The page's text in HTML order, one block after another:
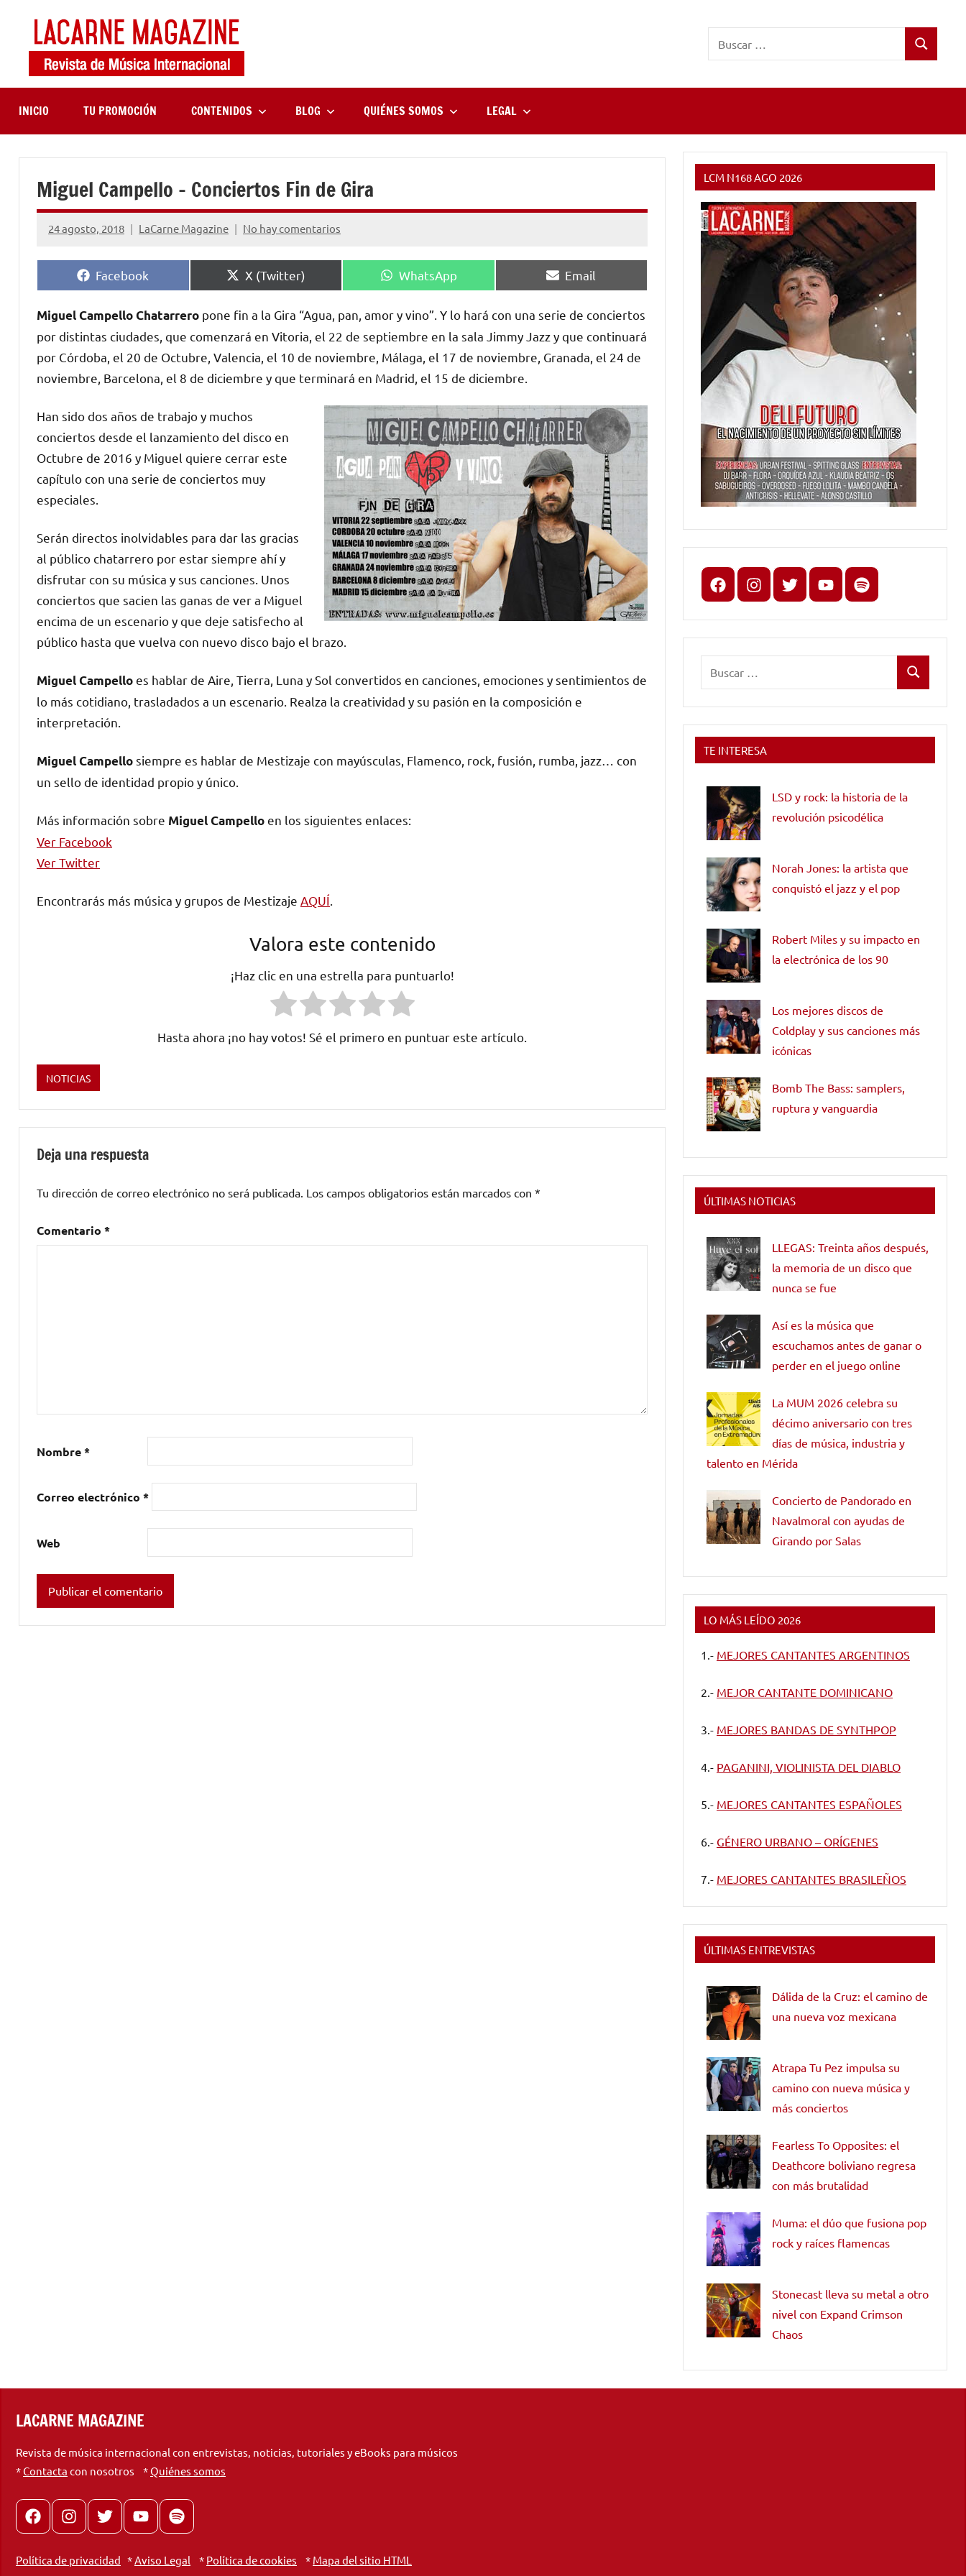
contenido
Magazine
música
internacional
Buscar
INICIO TU PROMOCIÓN CONTENIDOS BLOG QUIÉNES SOMOS LEGAL
Miguel Campello – Conciertos Fin de Gira
24 agosto, 2018 LaCarne Magazine No hay comentarios
Compartir
en
Facebook
Compartir
en
X (Twitter)
Compartir
en
WhatsApp
Compartir
en
Email
Miguel Campello Chatarrero pone fin a la Gira “Agua, pan, amor y vino”. Y lo hará con una serie de conciertos
por distintas ciudades, que comenzará en Vitoria, el 22 de septiembre en la sala Jimmy Jazz y que continuará
por Córdoba, el 20 de Octubre, Valencia, el 10 de noviembre, Málaga, el 17 de noviembre, Granada, el 24 de
noviembre, Barcelona, el 8 de diciembre y que terminará en Madrid, el 15 de diciembre.
Han sido dos años de trabajo y muchos
conciertos desde el lanzamiento del disco en
Octubre de 2016 y Miguel quiere cerrar este
capítulo con una serie de conciertos muy
especiales.
Serán directos inolvidables para dar las gracias
al público chatarrero por estar siempre ahí y
disfrutar con su música y sus canciones. Unos
conciertos que sacien las ganas de ver a Miguel
encima de un escenario y que deje satisfecho al
público hasta que vuelva con nuevo disco bajo el brazo.
Miguel Campelloes hablar de Aire, Tierra, Luna y Sol convertidos en canciones, emociones y sentimientos de
lo más cotidiano, trasladados a un escenario. Realza la creatividad y su pasión en la composición e
interpretación.
Miguel Campellosiempre es hablar de Mestizaje con mayúsculas, Flamenco, rock, fusión, rumba, jazz… con
un sello de identidad propio y único.
Más información sobre Miguel Campelloen los siguientes enlaces:
Ver Facebook
Ver Twitter
Encontrarás más música y grupos de Mestizaje AQUÍ
Valora este contenido
¡Haz clic en una estrella para puntuarlo!
Hasta ahora ¡no hay votos! Sé el primero en puntuar este artículo.
Etiquetado
Campello
NOTICIAS
Deja una respuesta
Tu dirección de correo electrónico no será publicada. Los campos obligatorios están marcados con *
Comentario *
Nombre*
Correo electrónico *
Web
LCM N168 AGO 2026
FacebookInstagram
X youtubespotify
Buscar
TE INTERESA
LSD y rock: la historia de la
revolución psicodélica
Norah Jones: la artista que
conquistó el jazz y el pop
Robert Miles y su impacto en
la electrónica de los 90
Los mejores discos de
Coldplay y sus canciones más
icónicas
Bomb The Bass: samplers,
ruptura y vanguardia
ÚLTIMAS NOTICIAS
LLEGAS: Treinta años después,
la memoria de un disco que
nunca se fue
Así es la música que
escuchamos antes de ganar o
perder en el juego online
La MUM 2026 celebra su
décimo aniversario con tres
días de música, industria y
talento en Mérida
Concierto de Pandorado en
Navalmoral con ayudas de
Girando por Salas
LO MÁS LEÍDO 2026
1.- MEJORES CANTANTES ARGENTINOS
2.- MEJOR CANTANTE DOMINICANO
3.- MEJORES BANDAS DE SYNTHPOP
4.- PAGANINI, VIOLINISTA DEL DIABLO
5.- MEJORES CANTANTES ESPAÑOLES
6.- GÉNERO URBANO – ORÍGENES
7.- MEJORES CANTANTES BRASILEÑOS
ÚLTIMAS ENTREVISTAS
Dálida de la Cruz: el camino de
una nueva voz mexicana
Atrapa Tu Pez impulsa su
camino con nueva música y
más conciertos
Fearless To Opposites: el
Deathcore boliviano regresa
con más brutalidad
Muma: el dúo que fusiona pop
rock y raíces flamencas
Stonecast lleva su metal a otro
nivel con Expand Crimson
Chaos
LACARNE MAGAZINE
Revista de música internacional con entrevistas, noticias, tutoriales y eBooks para músicos
*Contacta con nosotros *Quiénes somos
FacebookInstagram
X youtubespotify
Política de privacidad *Aviso Legal * Política de cookies * Mapa del sitio HTML